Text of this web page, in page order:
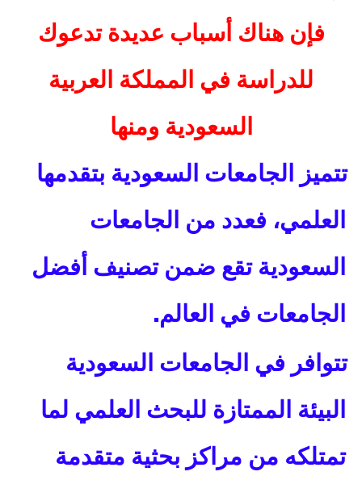
فإن هناك أسباب عديدة تدعوك
للدراسة في المملكة العربية
السعودية ومنها
تتميز الجامعات السعودية بتقدمها
العلمي، فعدد من الجامعات
السعودية تقع ضمن تصنيف أفضل
الجامعات في العالم.
تتوافر في الجامعات السعودية
البيئة الممتازة للبحث العلمي لما
تمتلكه من مراكز بحثية متقدمة